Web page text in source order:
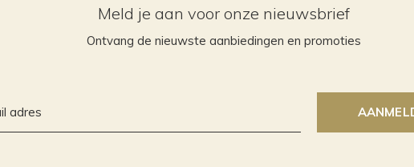
Meld je aan voor onze nieuwsbrief
Ontvang de nieuwste aanbiedingen en promoties